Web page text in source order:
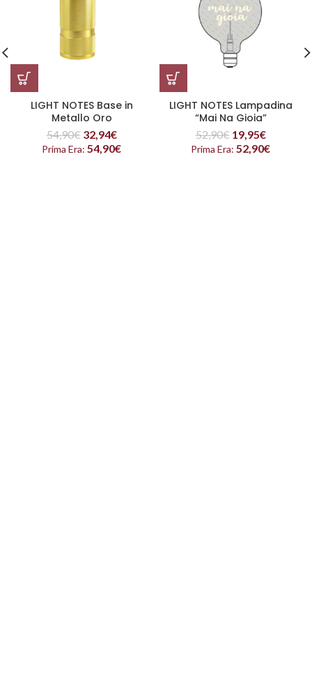
LIGHT NOTES Base in
Metallo Oro
54,90€ 32,94€
Prima Era: 54,90€
LIGHT NOTES Lampadina
“Mai Na Gioia”
52,90€ 19,95€
Prima Era: 52,90€